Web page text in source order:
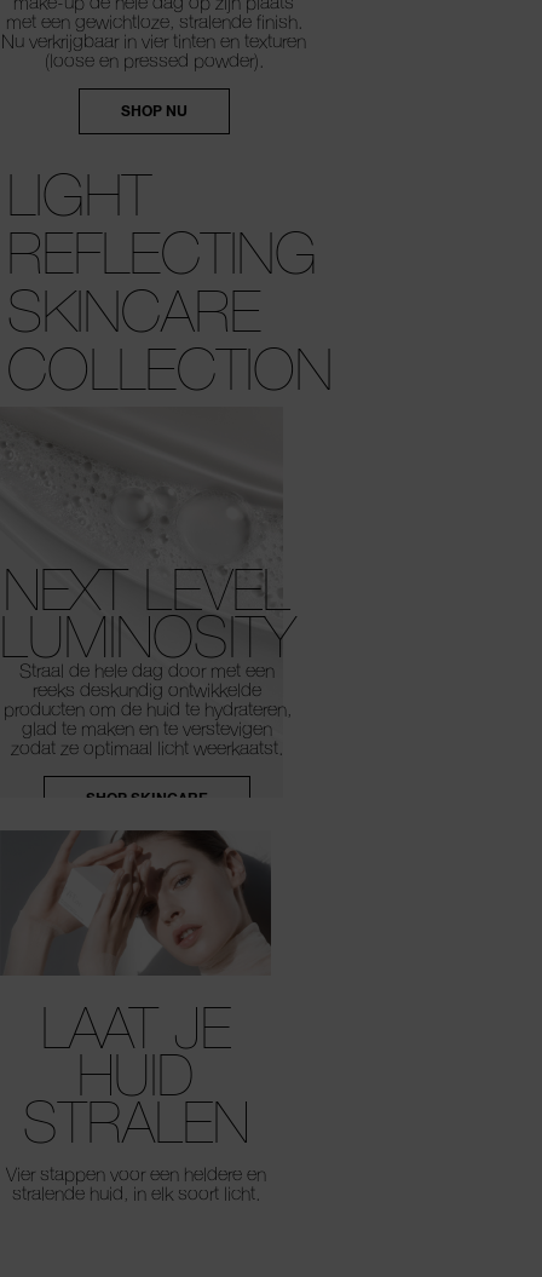
met een gewichtloze, stralende finish.
Nu verkrijgbaar in vier tinten en texturen
(loose en pressed powder).
SHOP NU
LIGHT
REFLECTING
SKINCARE
COLLECTION
NEXT LEVEL
LUMINOSITY
Straal de hele dag door met een
reeks deskundig ontwikkelde
producten om de huid te hydrateren,
glad te maken en te verstevigen
zodat ze optimaal licht weerkaatst.
SHOP SKINCARE
LAAT JE
HUID
STRALEN
Vier stappen voor een heldere en
stralende huid, in elk soort licht.